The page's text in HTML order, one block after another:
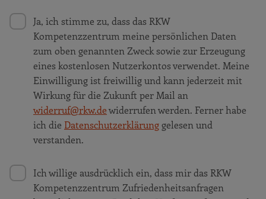
Ja, ich stimme zu, dass das RKW
Kompetenzzentrum meine persönlichen Daten
zum oben genannten Zweck sowie zur Erzeugung
eines kostenlosen Nutzerkontos verwendet. Meine
Einwilligung ist freiwillig und kann jederzeit mit
Wirkung für die Zukunft per Mail an
widerruf@rkw.dewiderrufen werden. Ferner habe
ich die Datenschutzerklärunggelesen und
verstanden.
Ich willige ausdrücklich ein, dass mir das RKW
Kompetenzzentrum Zufriedenheitsanfragen